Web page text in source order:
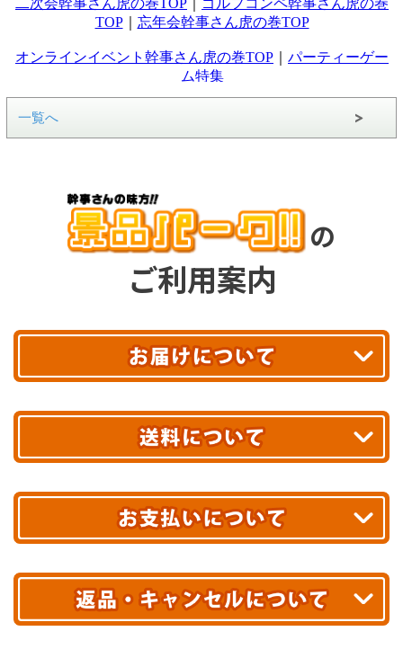
一覧へ
の
ご利用案内
最短翌日お届け!
あす着エリアが対象です。
エリアやお届け日の確認はこちら▶
※ 配送業者による配送遅延が生じる可能性がございます。
※ 沖縄・離島はお届けできません。
送料無料!
10,000円未満 全国一律1,100円(税込)
配送業者
ヤマト運輸
クレジットカード